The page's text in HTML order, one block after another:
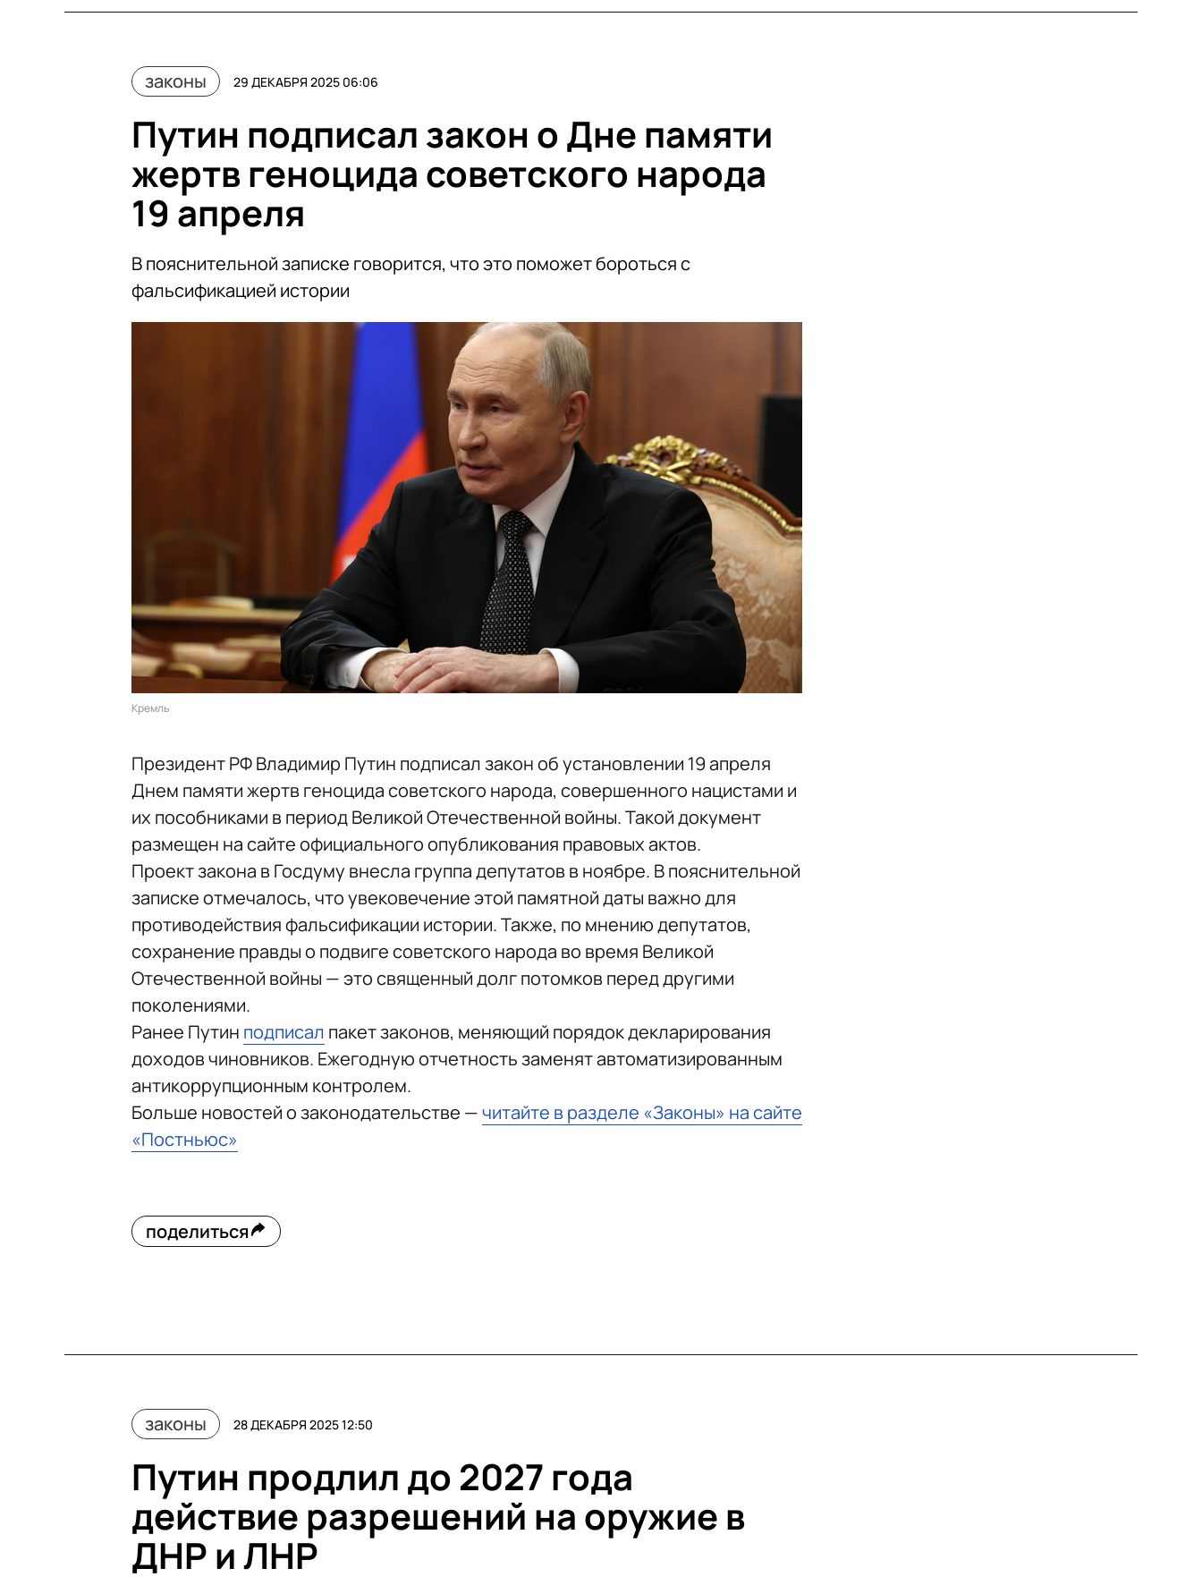
законы 29 ДЕКАБРЯ 2025 06:06
Путин подписал закон о Дне памяти
жертв геноцида советского народа
19 апреля
В пояснительной записке говорится, что это поможет бороться с
фальсификацией истории
Кремль
Президент РФ Владимир Путин подписал закон об установлении 19 апреля
Днем памяти жертв геноцида советского народа, совершенного нацистами и
их пособниками в период Великой Отечественной войны. Такой документ
размещен на сайте официального опубликования правовых актов.
Проект закона в Госдуму внесла группа депутатов в ноябре. В пояснительной
записке отмечалось, что увековечение этой памятной даты важно для
противодействия фальсификации истории. Также, по мнению депутатов,
сохранение правды о подвиге советского народа во время Великой
Отечественной войны — это священный долг потомков перед другими
поколениями.
Ранее Путин подписал пакет законов, меняющий порядок декларирования
доходов чиновников. Ежегодную отчетность заменят автоматизированным
антикоррупционным контролем.
Больше новостей о законодательстве —читайте в разделе «Законы» на сайте
«Постньюс»
поделиться
законы 28 ДЕКАБРЯ 2025 12:50
Путин продлил до 2027 года
действие разрешений на оружие в
ДНР и ЛНР